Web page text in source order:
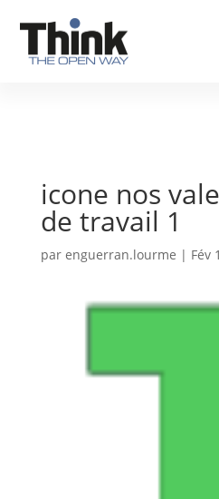
icone nos
de travail 1
par enguerran.lourme | Fév